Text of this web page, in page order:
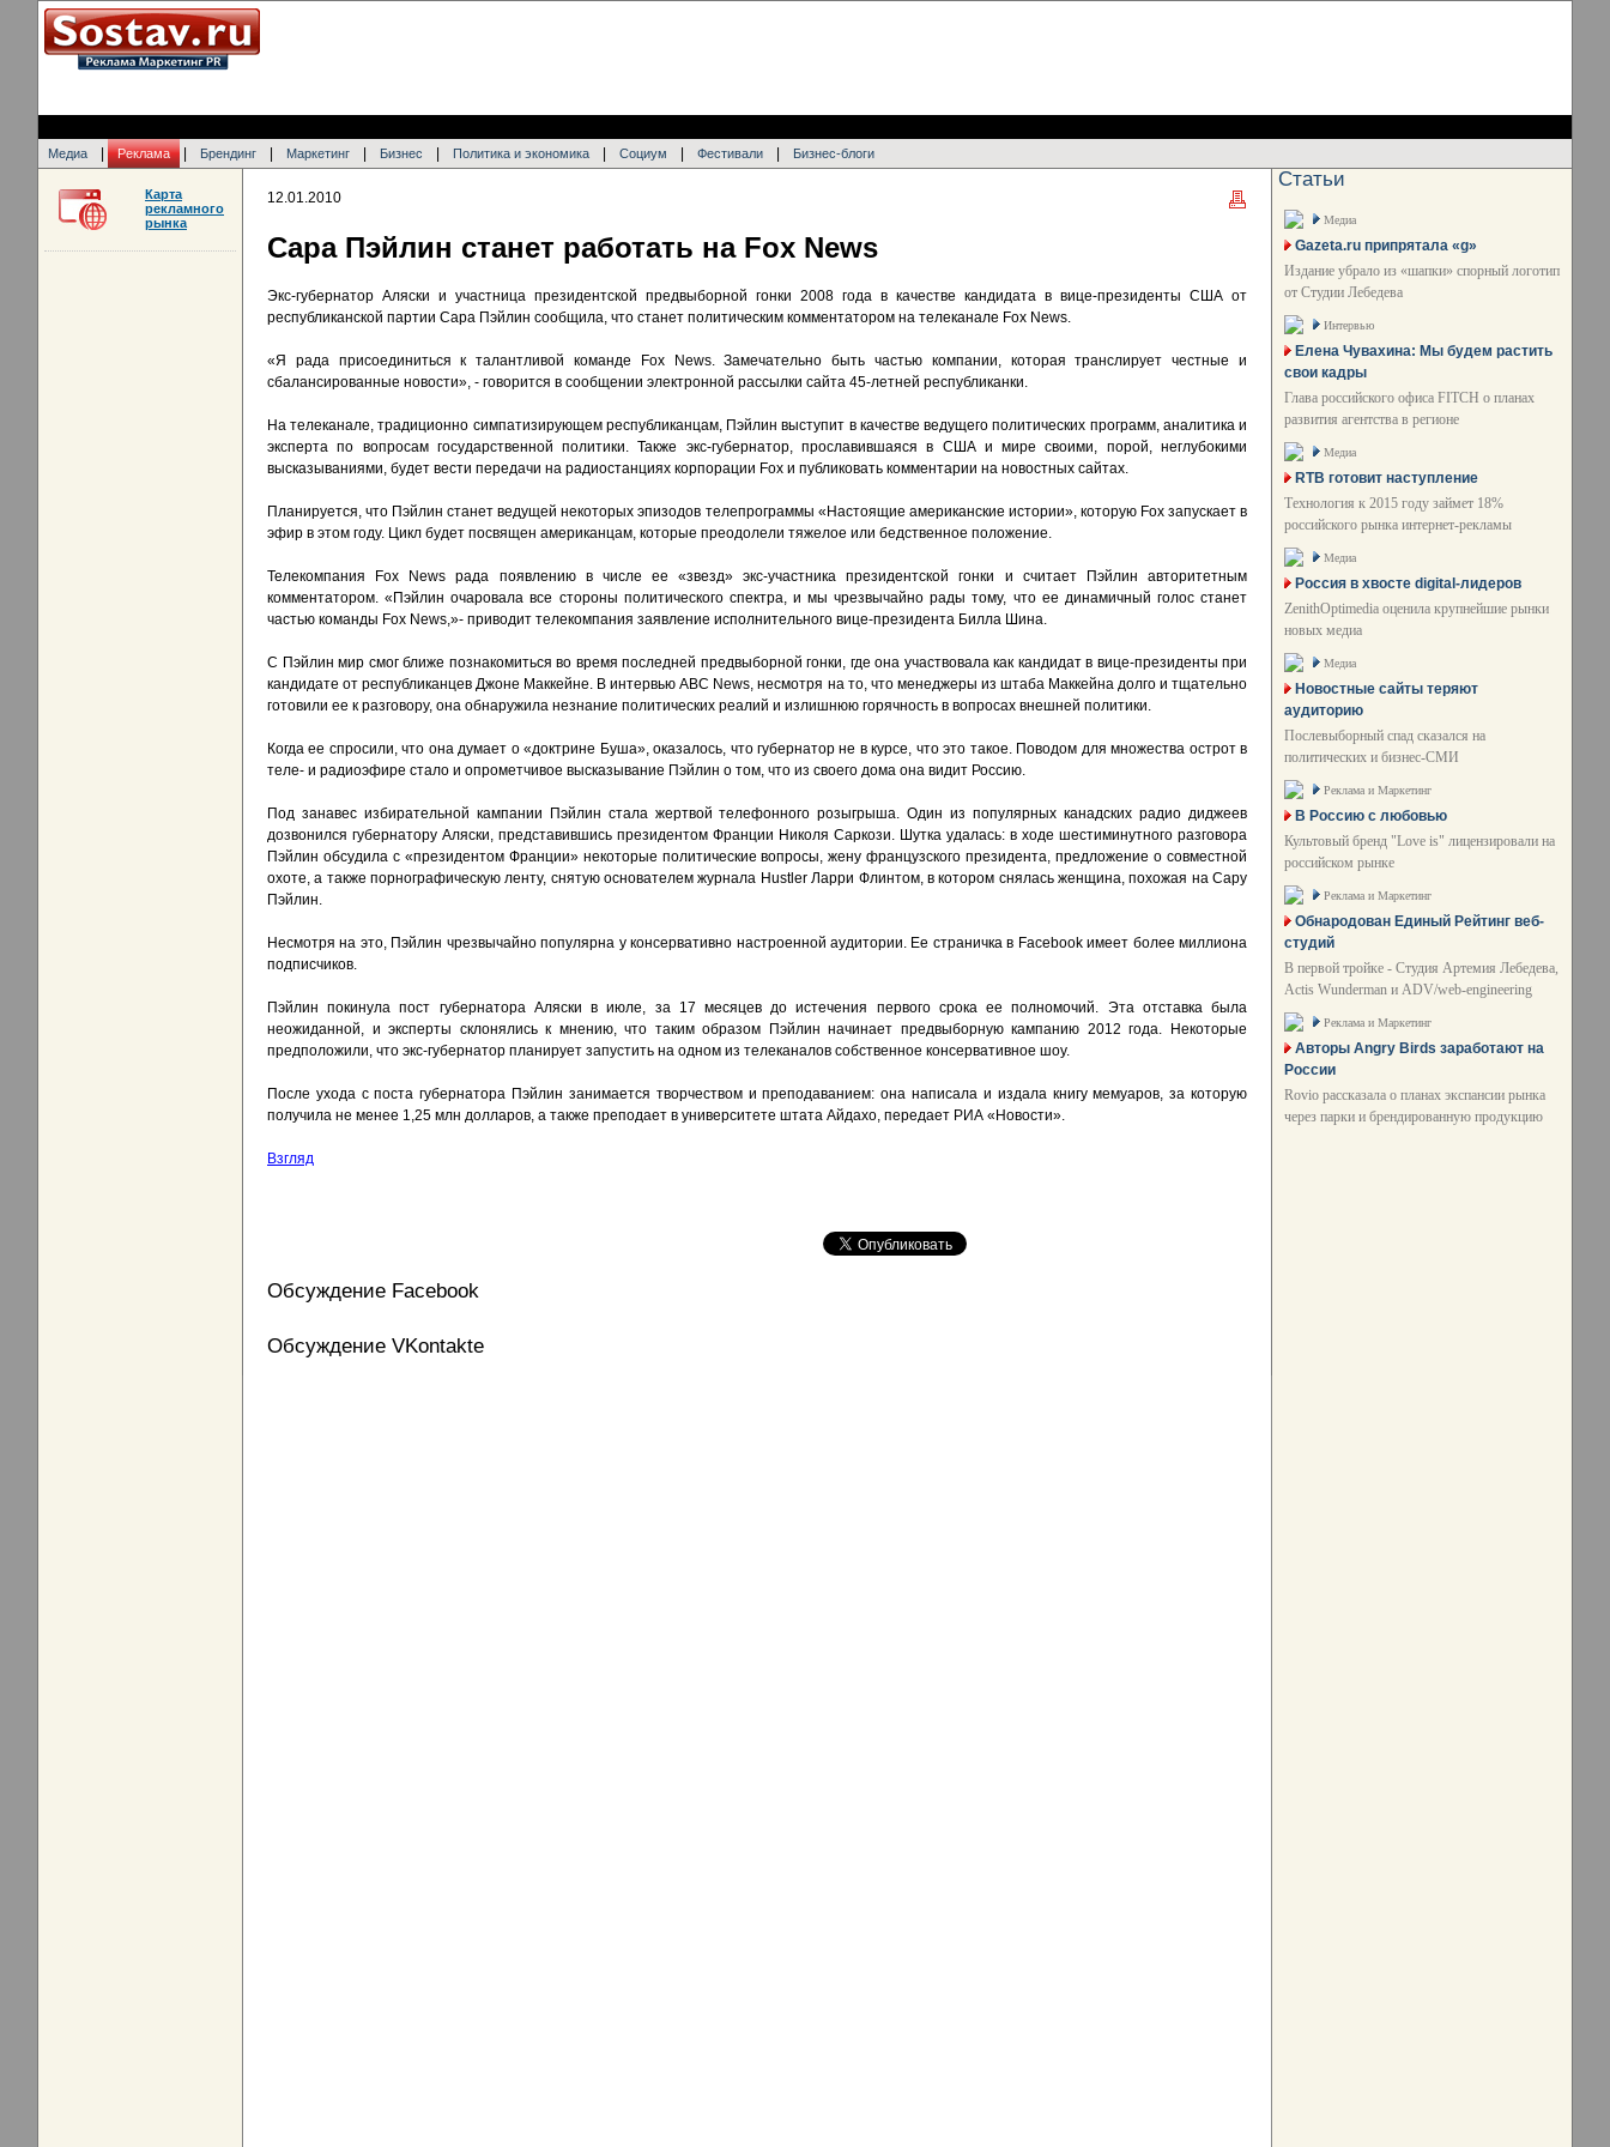
Медиа Реклама Брендинг Маркетинг Бизнес Политика и экономика Социум Фестивали Бизнес-блоги
12.01.2010
Сара Пэйлин станет работать на Fox News
Экс-губернатор Аляски и участница президентской предвыборной гонки 2008 года в качестве кандидата в вице-президенты США от
республиканской партии Сара Пэйлин сообщила, что станет политическим комментатором на телеканале Fox News.
«Я рада присоединиться к талантливой команде Fox News. Замечательно быть частью компании, которая транслирует честные и
сбалансированные новости», - говорится в сообщении электронной рассылки сайта 45-летней республиканки.
На телеканале, традиционно симпатизирующем республиканцам, Пэйлин выступит в качестве ведущего политических программ, аналитика и
эксперта по вопросам государственной политики. Также экс-губернатор, прославившаяся в США и мире своими, порой, неглубокими
высказываниями, будет вести передачи на радиостанциях корпорации Fox и публиковать комментарии на новостных сайтах.
Планируется, что Пэйлин станет ведущей некоторых эпизодов телепрограммы «Настоящие американские истории», которую Fox запускает в
эфир в этом году. Цикл будет посвящен американцам, которые преодолели тяжелое или бедственное положение.
Телекомпания Fox News рада появлению в числе ее «звезд» экс-участника президентской гонки и считает Пэйлин авторитетным
комментатором. «Пэйлин очаровала все стороны политического спектра, и мы чрезвычайно рады тому, что ее динамичный голос станет
частью команды Fox News,»- приводит телекомпания заявление исполнительного вице-президента Билла Шина.
С Пэйлин мир смог ближе познакомиться во время последней предвыборной гонки, где она участвовала как кандидат в вице-президенты при
кандидате от республиканцев Джоне Маккейне. В интервью ABC News, несмотря на то, что менеджеры из штаба Маккейна долго и тщательно
готовили ее к разговору, она обнаружила незнание политических реалий и излишнюю горячность в вопросах внешней политики.
Когда ее спросили, что она думает о «доктрине Буша», оказалось, что губернатор не в курсе, что это такое. Поводом для множества острот в
теле- и радиоэфире стало и опрометчивое высказывание Пэйлин о том, что из своего дома она видит Россию.
Под занавес избирательной кампании Пэйлин стала жертвой телефонного розыгрыша. Один из популярных канадских радио диджеев
дозвонился губернатору Аляски, представившись президентом Франции Николя Саркози. Шутка удалась: в ходе шестиминутного разговора
Пэйлин обсудила с «президентом Франции» некоторые политические вопросы, жену французского президента, предложение о совместной
охоте, а также порнографическую ленту, снятую основателем журнала Hustler Ларри Флинтом, в котором снялась женщина, похожая на Сару
Пэйлин.
Несмотря на это, Пэйлин чрезвычайно популярна у консервативно настроенной аудитории. Ее страничка в Facebook имеет более миллиона
подписчиков.
Пэйлин покинула пост губернатора Аляски в июле, за 17 месяцев до истечения первого срока ее полномочий. Эта отставка была
неожиданной, и эксперты склонялись к мнению, что таким образом Пэйлин начинает предвыборную кампанию 2012 года. Некоторые
предположили, что экс-губернатор планирует запустить на одном из телеканалов собственное консервативное шоу.
После ухода с поста губернатора Пэйлин занимается творчеством и преподаванием: она написала и издала книгу мемуаров, за которую
получила не менее 1,25 млн долларов, а также преподает в университете штата Айдахо, передает РИА «Новости».
Взгляд
Обсуждение Facebook
Обсуждение VKontakte
Карта
рекламного
рынка
Статьи
Медиа
Gazeta.ru припрятала «g»
Издание убрало из «шапки» спорный логотип
от Студии Лебедева
Интервью
Елена Чувахина: Мы будем растить
свои кадры
Глава российского офиса FITCH о планах
развития агентства в регионе
Медиа
RTB готовит наступление
Технология к 2015 году займет 18%
российского рынка интернет-рекламы
Медиа
Россия в хвосте digital-лидеров
ZenithOptimedia оценила крупнейшие рынки
новых медиа
Медиа
Новостные сайты теряют
аудиторию
Послевыборный спад сказался на
политических и бизнес-СМИ
Реклама и Маркетинг
В Россию с любовью
Культовый бренд "Love is" лицензировали на
российском рынке
Реклама и Маркетинг
Обнародован Единый Рейтинг веб-
студий
В первой тройке - Студия Артемия Лебедева,
Actis Wunderman и ADV/web-engineering
Реклама и Маркетинг
Авторы Angry Birds заработают на
России
Rovio рассказала о планах экспансии рынка
через парки и брендированную продукцию